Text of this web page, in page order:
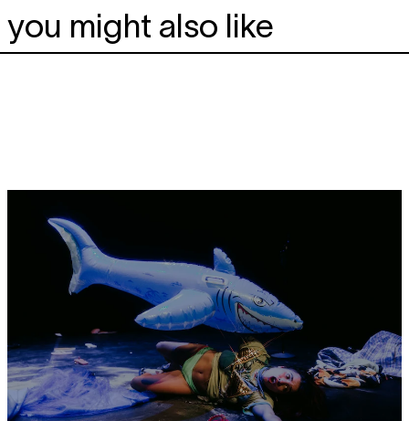
you might also like